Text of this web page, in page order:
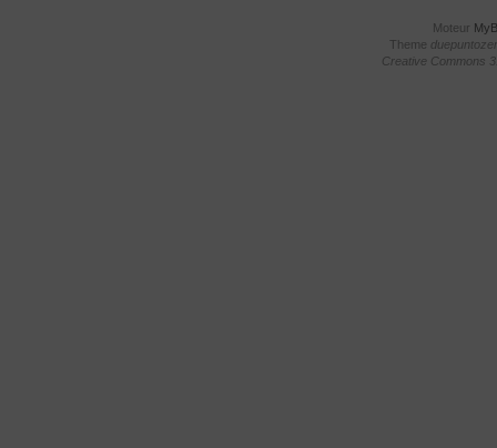
Moteur
Theme
Creative Commons